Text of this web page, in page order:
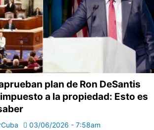
plan de Ron DeSantis
a la propiedad: Esto es
03/06/2026 - 7:58am